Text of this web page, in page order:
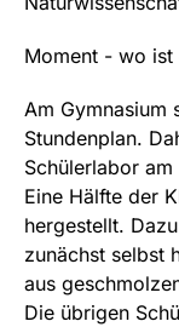
Moment - wo ist
Am Gymnasium
Stundenplan.
Schülerlabor
Eine Hälfte der
hergestellt.
zunächst selbst
aus
Die übrigen